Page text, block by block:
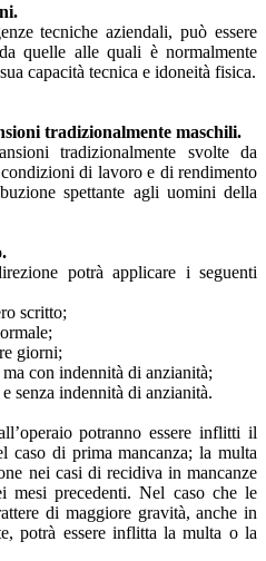
tecniche aziendali, può essere
quelle alle quali è normalmente
capacità tecnica e idoneità fisica.
tradizionalmente maschili.
tradizionalmente svolte da
di lavoro e di rendimento
spettante agli uomini della
potrà applicare i seguenti
scritto;
giorni;
con indennità di anzianità;
senza indennità di anzianità.
potranno essere inflitti il
caso di prima mancanza; la multa
nei casi di recidiva in mancanze
mesi precedenti. Nel caso che le
di maggiore gravità, anche in
potrà essere inflitta la multa o la